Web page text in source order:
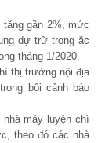
tăng gần 2%, mức
dự trữ trong ắc
tháng 1/2020.
thị trường nội địa
bối cảnh báo
máy luyện chì
theo đó các nhà